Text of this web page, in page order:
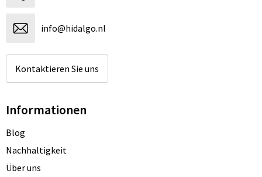
info@hidalgo.nl
Kontaktieren Sie uns
Informationen
Blog
Nachhaltigkeit
Über uns